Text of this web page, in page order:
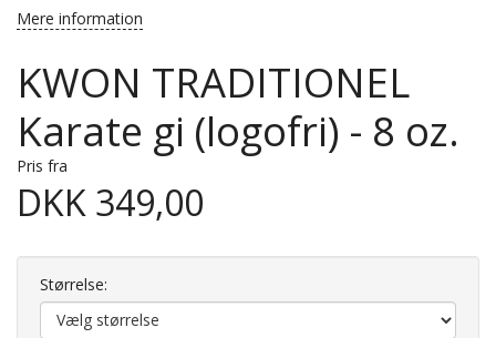
Mere information
KWON TRADITIONEL
Karate gi (logofri) - 8 oz.
Pris fra
DKK 349,00
Størrelse: